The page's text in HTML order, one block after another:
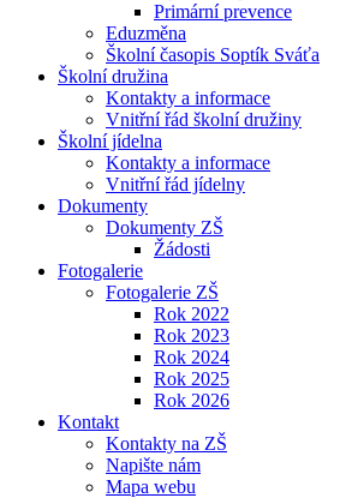
Primární prevence
Eduzměna
Školní časopis Soptík Sváťa
Školní družina
Kontakty a informace
Vnitřní řád školní družiny
Školní jídelna
Kontakty a informace
Vnitřní řád jídelny
Dokumenty
Dokumenty ZŠ
Žádosti
Fotogalerie
Fotogalerie ZŠ
Rok 2022
Rok 2023
Rok 2024
Rok 2025
Rok 2026
Kontakt
Kontakty na ZŠ
Napište nám
Mapa webu